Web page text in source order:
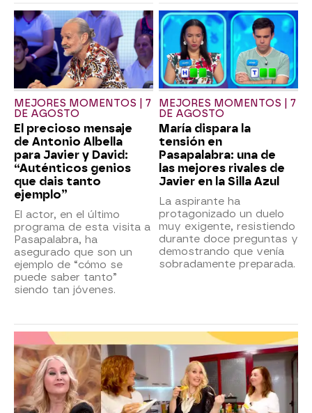
MEJORES MOMENTOS | 7
DE AGOSTO
El precioso mensaje
de Antonio Albella
para Javier y David:
“Auténticos genios
que dais tanto
ejemplo”
El actor, en el último
programa de esta visita a
Pasapalabra, ha
asegurado que son un
ejemplo de “cómo se
puede saber tanto”
siendo tan jóvenes.
MEJORES MOMENTOS | 7
DE AGOSTO
María dispara la
tensión en
Pasapalabra: una de
las mejores rivales de
Javier en la Silla Azul
La aspirante ha
protagonizado un duelo
muy exigente, resistiendo
durante doce preguntas y
demostrando que venía
sobradamente preparada.